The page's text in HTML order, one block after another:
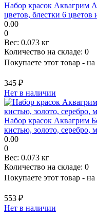
Набор красок Аквагрим
цветов, блестки 6 цветов
0.00
0
Вес: 0.073 кг
Количество на складе: 0
Покупаете этот товар - на
345 ₽
Нет в наличии
Набор красок Аквагрим
кистью, золото, серебро,
0.00
0
Вес: 0.073 кг
Количество на складе: 0
Покупаете этот товар - на
553 ₽
Нет в наличии